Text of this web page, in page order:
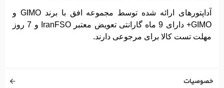
آداپتورهای ارائه شده توسط مجموعه افق با برند GIMO و
GIMO+ دارای 9 ماه گارانتی تعویض معتبر IranFSO و 7 روز
مهلت تست کالا برای مرجوعی دارند.
خصوصیات